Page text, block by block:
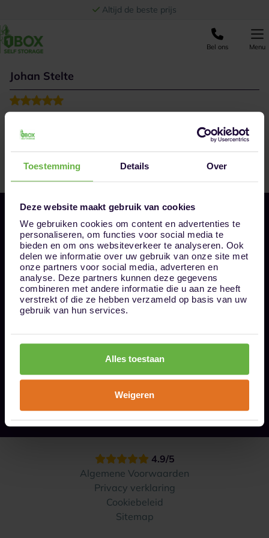
Toestemming Details Over
Deze website maakt gebruik van cookies
We gebruiken cookies om content en advertenties te
personaliseren, om functies voor social media te
bieden en om ons websiteverkeer te analyseren. Ook
delen we informatie over uw gebruik van onze site met
onze partners voor social media, adverteren en
analyse. Deze partners kunnen deze gegevens
combineren met andere informatie die u aan ze heeft
verstrekt of die ze hebben verzameld op basis van uw
gebruik van hun services.
Alles toestaan
Weigeren
Altijd de beste prijs
Bel ons Menu
Johan Stelte
Bel ons op 085 - 0161611
info@1box.nl
Volg ons
Onze opslaglocaties
Hoe werkt het?
4.9/5
Algemene Voorwaarden
Privacy verklaring
Cookiebeleid
Sitemap